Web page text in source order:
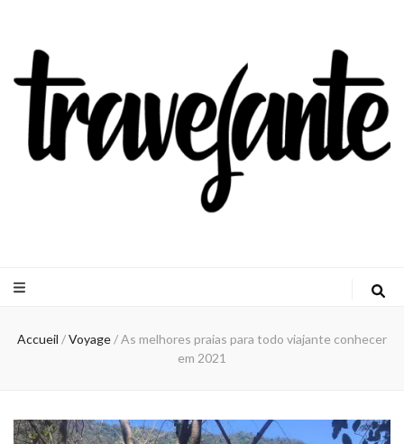
Travejante
Accueil /Voyage/As melhores praias para todo viajante conhecer
em 2021